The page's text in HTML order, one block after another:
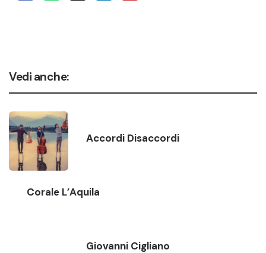
Vedi anche:
Accordi Disaccordi
Corale L’Aquila
Giovanni Cigliano